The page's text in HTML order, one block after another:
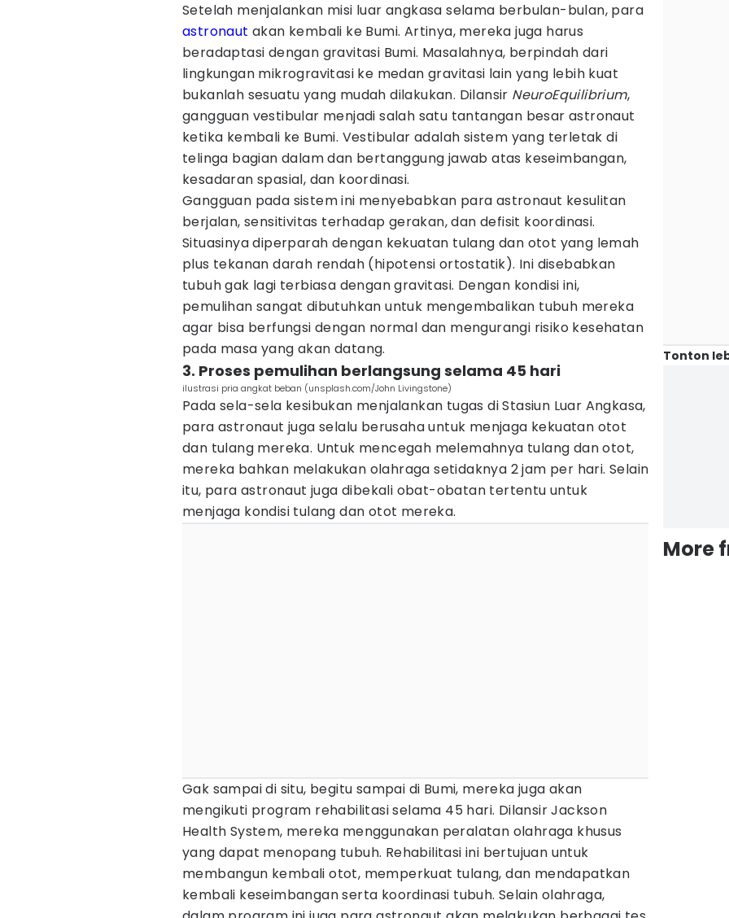
Setelah menjalankan misi luar angkasa selama berbulan-bulan, para
astronaut akan kembali ke Bumi. Artinya, mereka juga harus
beradaptasi dengan gravitasi Bumi. Masalahnya, berpindah dari
lingkungan mikrogravitasi ke medan gravitasi lain yang lebih kuat
bukanlah sesuatu yang mudah dilakukan. Dilansir NeuroEquilibrium,
gangguan vestibular menjadi salah satu tantangan besar astronaut
ketika kembali ke Bumi. Vestibular adalah sistem yang terletak di
telinga bagian dalam dan bertanggung jawab atas keseimbangan,
kesadaran spasial, dan koordinasi.
Gangguan pada sistem ini menyebabkan para astronaut kesulitan
berjalan, sensitivitas terhadap gerakan, dan defisit koordinasi.
Situasinya diperparah dengan kekuatan tulang dan otot yang lemah
plus tekanan darah rendah (hipotensi ortostatik). Ini disebabkan
tubuh gak lagi terbiasa dengan gravitasi. Dengan kondisi ini,
pemulihan sangat dibutuhkan untuk mengembalikan tubuh mereka
agar bisa berfungsi dengan normal dan mengurangi risiko kesehatan
pada masa yang akan datang.
3. Proses pemulihan berlangsung selama 45 hari
ilustrasi pria angkat beban (unsplash.com/John Livingstone)
Pada sela-sela kesibukan menjalankan tugas di Stasiun Luar Angkasa,
para astronaut juga selalu berusaha untuk menjaga kekuatan otot
dan tulang mereka. Untuk mencegah melemahnya tulang dan otot,
mereka bahkan melakukan olahraga setidaknya 2 jam per hari. Selain
itu, para astronaut juga dibekali obat-obatan tertentu untuk
menjaga kondisi tulang dan otot mereka.
Gak sampai di situ, begitu sampai di Bumi, mereka juga akan
mengikuti program rehabilitasi selama 45 hari. Dilansir Jackson
Health System, mereka menggunakan peralatan olahraga khusus
yang dapat menopang tubuh. Rehabilitasi ini bertujuan untuk
membangun kembali otot, memperkuat tulang, dan mendapatkan
kembali keseimbangan serta koordinasi tubuh. Selain olahraga,
Tonton
More